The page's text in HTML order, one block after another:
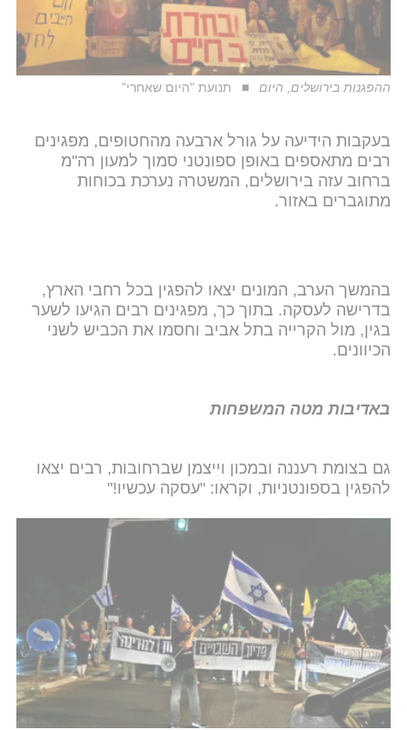
ההפגנות בירושלים, היום תנועת "היום שאחרי"
בעקבות הידיעה על גורל ארבעה מהחטופים, מפגינים
רבים מתאספים באופן ספונטני סמוך למעון רה"מ
ברחוב עזה בירושלים, המשטרה נערכת בכוחות
מתוגברים באזור.
בהמשך הערב, המונים יצאו להפגין בכל רחבי הארץ,
בדרישה לעסקה. בתוך כך, מפגינים רבים הגיעו לשער
בגין, מול הקרייה בתל אביב וחסמו את הכביש לשני
הכיוונים.
באדיבות מטה המשפחות
גם בצומת רעננה ובמכון וייצמן שברחובות, רבים יצאו
להפגין בספונטניות, וקראו: "עסקה עכשיו!"